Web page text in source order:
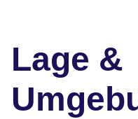
Lage &